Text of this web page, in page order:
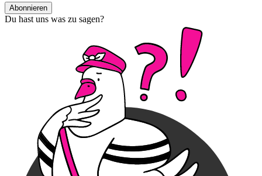
Abonnieren
Du hast uns was zu sagen?